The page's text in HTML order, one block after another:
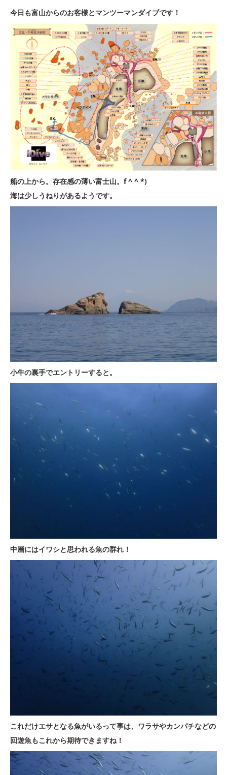
今日も富山からのお客様とマンツーマンダイブです！
船の上から。存在感の薄い富士山。f ^ ^ *)
海は少しうねりがあるようです。
小牛の裏手でエントリーすると。
中層にはイワシと思われる魚の群れ！
これだけエサとなる魚がいるって事は、ワラサやカンパチなどの
回遊魚もこれから期待できますね！